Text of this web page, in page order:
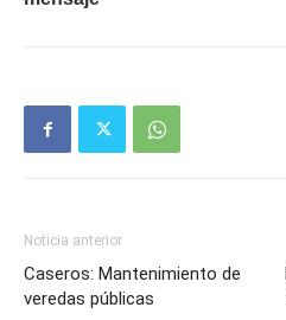
Noticia anterior
Caseros: Mantenimiento de
veredas públicas